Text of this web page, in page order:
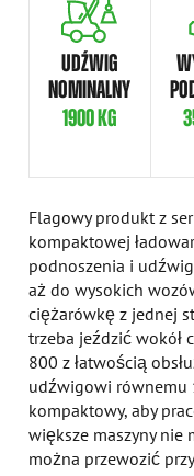
UDŹWIG
NOMINALNY
1900 KG
Flagowy produkt z
kompaktowej
podnoszenia i
aż do wysokich
ciężarówkę z jednej
trzeba jeździć wokół
800 z łatwością
udźwigowi równemu
kompaktowy, aby
większe maszyny nie
można przewozić